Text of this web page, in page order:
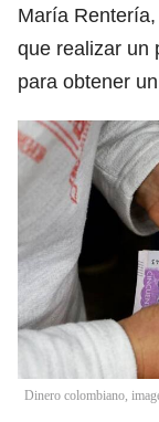
María
que realizar un
para obtener
Dinero colombiano,